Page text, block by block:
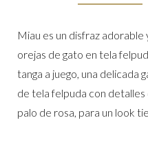
Miau es un disfraz adorable
orejas de gato en tela
tanga a juego, una delicada
de tela felpuda con detalles
palo de rosa, para un look